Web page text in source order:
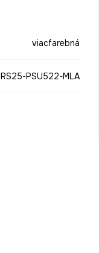
viacfarebná
RS25-PSU522-MLA